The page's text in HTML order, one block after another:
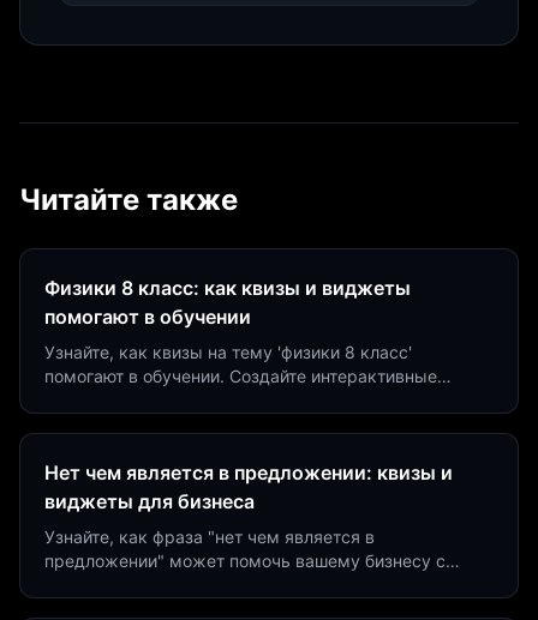
Читайте также
Физики 8 класс: как квизы и виджеты
помогают в обучении
Узнайте, как квизы на тему 'физики 8 класс'
помогают в обучении. Создайте интерактивные
Нет чем является в предложении: квизы и
виджеты для бизнеса
Узнайте, как фраза "нет чем является в
предложении" может помочь вашему бизнесу с